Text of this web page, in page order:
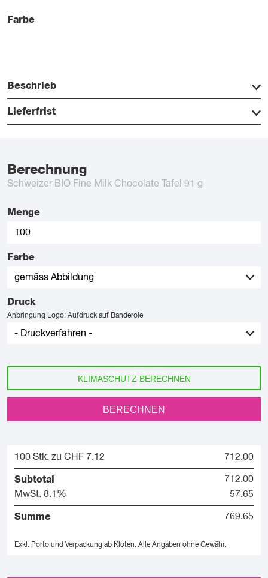
Farbe
Beschrieb
Lieferfrist
Berechnung
Schweizer BIO Fine Milk Chocolate Tafel 91 g
Menge
Farbe
Druck
Anbringung Logo: Aufdruck auf Banderole
KLIMASCHUTZ BERECHNEN
BERECHNEN
100 Stk. zu CHF 7.12 712.00
Subtotal
712.00
MwSt. 8.1%
57.65
Summe 769.65
Exkl. Porto und Verpackung ab Kloten. Alle Angaben ohne Gewähr.